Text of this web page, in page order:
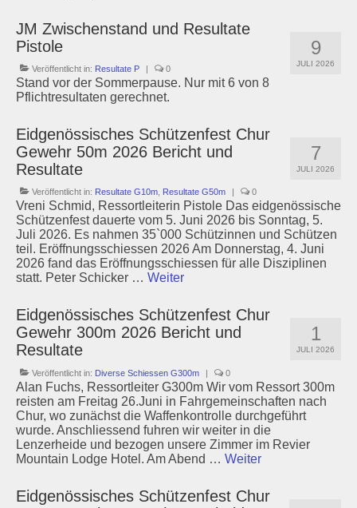
9
JULI 2026
JM Zwischenstand und Resultate
Pistole
Veröffentlicht in: Resultate P 0
Stand vor der Sommerpause. Nur mit 6 von 8
Pflichtresultaten gerechnet.
7
JULI 2026
Eidgenössisches Schützenfest Chur
Gewehr 50m 2026 Bericht und
Resultate
Veröffentlicht in: Resultate G10m, Resultate G50m 0
Vreni Schmid, Ressortleiterin Pistole Das eidgenössische
Schützenfest dauerte vom 5. Juni 2026 bis Sonntag, 5.
Juli 2026. Es nahmen 35`000 Schützinnen und Schützen
teil. Eröffnungsschiessen 2026 Am Donnerstag, 4. Juni
2026 fand das Eröffnungsschiessen für alle Disziplinen
statt. Peter Schicker … Weiter
1
JULI 2026
Eidgenössisches Schützenfest Chur
Gewehr 300m 2026 Bericht und
Resultate
Veröffentlicht in: Diverse Schiessen G300m | 0
Alan Fuchs, Ressortleiter G300m Wir vom Ressort 300m
reisten am Freitag 26.Juni in Fahrgemeinschaften nach
Chur, wo zunächst die Waffenkontrolle durchgeführt
wurde. Anschliessend fuhren wir weiter in die
Lenzerheide und bezogen unsere Zimmer im Revier
Mountain Lodge Hotel. Am Abend … Weiter
Eidgenössisches Schützenfest Chur